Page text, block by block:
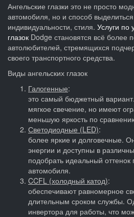
Ангельские глазки это не просто
автомобиля, но и способ
индивидуальности, стиля. Услуги по
глазок Dodge становятся всё более
автолюбителей, стремящихся
своего транспортного средства.
Виды ангельских глазок
Галогенные:
это самый бюджетный
мягкое свечение, но имеют
меньшую яркость по
Светодиодные (LED):
более яркие и долговечные.
энергии и доступны в
подобрать идеальный оттенок
автомобиля.
CCFL (холодный катод):
обеспечивают равномерное
длительным сроком службы.
инвертора для работы, что